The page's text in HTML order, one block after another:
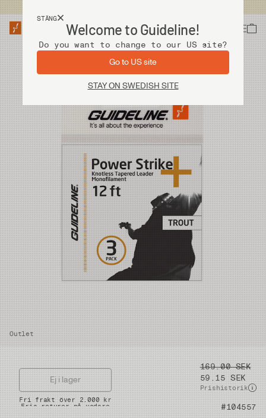
STÄNG
Welcome to Guideline!
Do you want to change to our US site?
Go to US site
STAY ON SWEDISH SITE
Outlet
Pris
169.00 SEK
59.15 SEK
Prishistorik
Artikelnummer #104557
Ej i lager
Snabba leveranser
Fri frakt över 2.000 kr
Fria returer på vadare